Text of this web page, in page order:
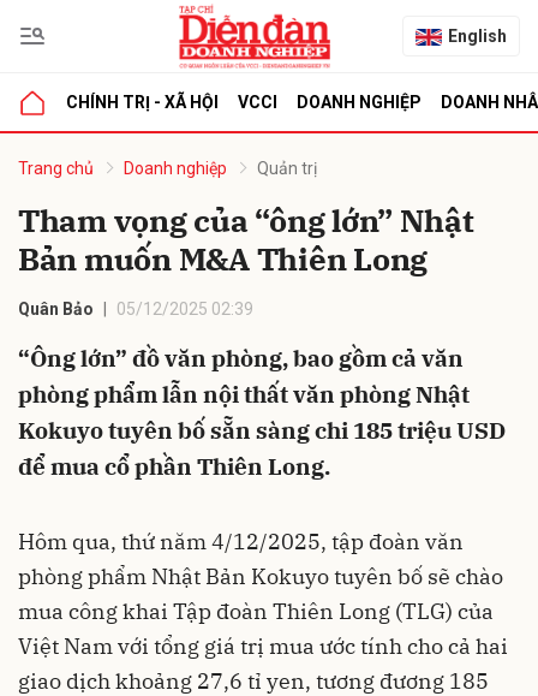
English
CHÍNH TRỊ - XÃ HỘI VCCI DOANH NGHIỆP DOANH
Trang chủ Doanh nghiệp Quản trị
Tham vọng của “ông lớn” Nhật
Bản muốn M&A Thiên Long
Quân Bảo 05/12/2025 02:39
“Ông lớn” đồ văn phòng, bao gồm cả văn
phòng phẩm lẫn nội thất văn phòng Nhật
Kokuyo tuyên bố sẵn sàng chi 185 triệu USD
để mua cổ phần Thiên Long.
Hôm qua, thứ năm 4/12/2025, tập đoàn văn
phòng phẩm Nhật Bản Kokuyo tuyên bố sẽ chào
mua công khai Tập đoàn Thiên Long (TLG) của
Việt Nam với tổng giá trị mua ước tính cho cả hai
giao dịch khoảng 27,6 tỉ yen, tương đương 185
luận
Hủy